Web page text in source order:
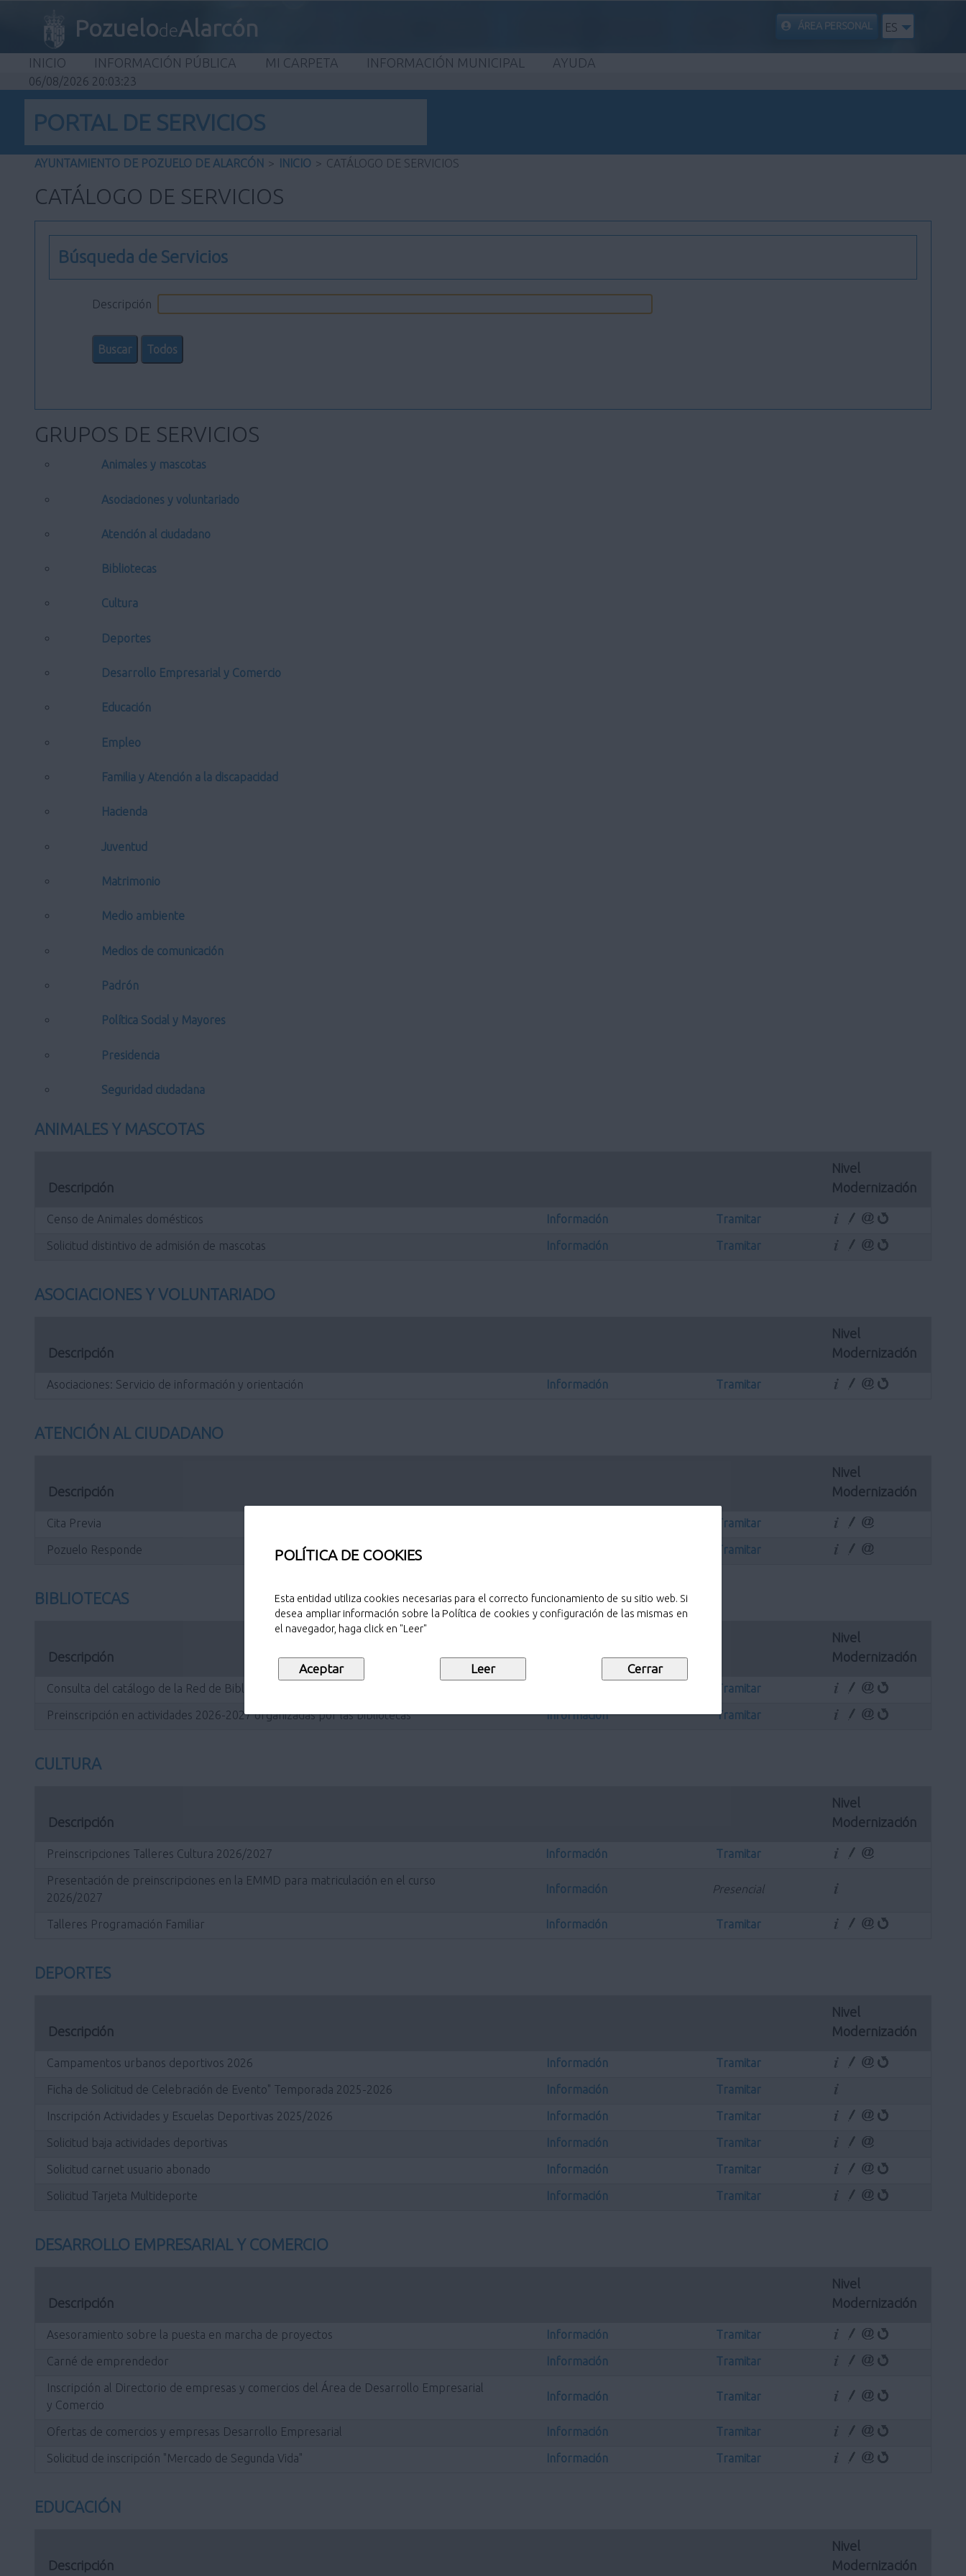
POLÍTICA DE COOKIES
Esta entidad utiliza cookies necesarias para el correcto funcionamiento de su sitio web. Si
desea ampliar información sobre la Política de cookies y configuración de las mismas en
el navegador, haga click en "Leer"
PozuelodeAlarcón ÁREA PERSONAL ES
INICIO INFORMACIÓN PÚBLICA MI CARPETA INFORMACIÓN MUNICIPAL AYUDA
06/08/2026 20:03:24
PORTAL DE SERVICIOS
AYUNTAMIENTO DE POZUELO DE ALARCÓN > INICIO > CATÁLOGO DE SERVICIOS
CATÁLOGO DE SERVICIOS
Búsqueda de Servicios
Descripción
GRUPOS DE SERVICIOS
Animales y mascotas
Asociaciones y voluntariado
Atención al ciudadano
Bibliotecas
Cultura
Deportes
Desarrollo Empresarial y Comercio
Educación
Empleo
Familia y Atención a la discapacidad
Hacienda
Juventud
Matrimonio
Medio ambiente
Medios de comunicación
Padrón
Política Social y Mayores
Presidencia
Seguridad ciudadana
ANIMALES Y MASCOTAS
Descripción
Nivel
Modernización
Censo de Animales domésticos Información Tramitar
Solicitud distintivo de admisión de mascotas Información Tramitar
ASOCIACIONES Y VOLUNTARIADO
Descripción
Nivel
Modernización
Asociaciones: Servicio de información y orientación Información Tramitar
ATENCIÓN AL CIUDADANO
Descripción
Nivel
Modernización
Cita Previa Tramitar
Pozuelo Responde Tramitar
BIBLIOTECAS
Descripción
Nivel
Modernización
Consulta del catálogo de la Red de Bibliotecas Municipales Tramitar
Preinscripción en actividades 2026-2027 organizadas por las bibliotecas Información Tramitar
CULTURA
Descripción
Nivel
Modernización
Preinscripciones Talleres Cultura 2026/2027 Información Tramitar
Presentación de preinscripciones en la EMMD para matriculación en el curso
2026/2027
Información Presencial
Talleres Programación Familiar Información Tramitar
DEPORTES
Descripción
Nivel
Modernización
Campamentos urbanos deportivos 2026 Información Tramitar
Ficha de Solicitud de Celebración de Evento" Temporada 2025-2026 Información Tramitar
Inscripción Actividades y Escuelas Deportivas 2025/2026 Información Tramitar
Solicitud baja actividades deportivas Información Tramitar
Solicitud carnet usuario abonado Información Tramitar
Solicitud Tarjeta Multideporte Información Tramitar
DESARROLLO EMPRESARIAL Y COMERCIO
Descripción
Nivel
Modernización
Asesoramiento sobre la puesta en marcha de proyectos Información Tramitar
Carné de emprendedor Información Tramitar
Inscripción al Directorio de empresas y comercios del Área de Desarrollo Empresarial
y Comercio
Información Tramitar
Ofertas de comercios y empresas Desarrollo Empresarial Información Tramitar
Solicitud de inscripción "Mercado de Segunda Vida" Información Tramitar
EDUCACIÓN
Descripción
Nivel
Modernización